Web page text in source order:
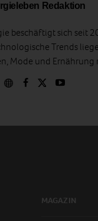
Redaktion
beschäftigt sich seit
Trends
Mode und Ernährung
MAGAZIN